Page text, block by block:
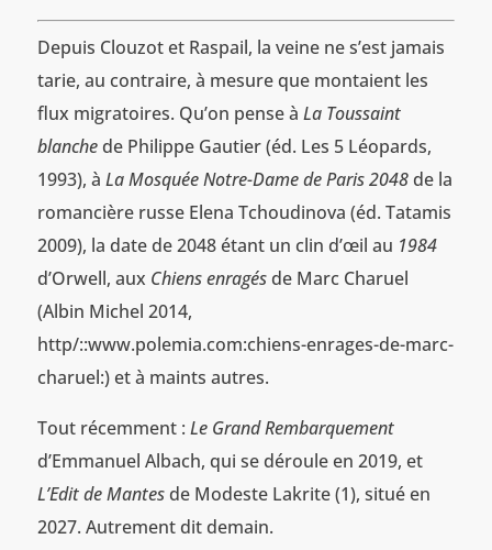
Depuis Clouzot et Raspail, la veine ne s’est jamais
tarie, au contraire, à mesure que montaient les
flux migratoires. Qu’on pense à La Toussaint
blanchede Philippe Gautier (éd. Les 5 Léopards,
1993), à La Mosquée Notre-Dame de Paris 2048de la
romancière russe Elena Tchoudinova (éd. Tatamis
2009), la date de 2048 étant un clin d’œil au 1984
d’Orwell, aux Chiens enragésde Marc Charuel
(Albin Michel 2014,
http/::www.polemia.com:chiens-enrages-de-marc-
charuel:) et à maints autres.
Tout récemment : Le Grand Rembarquement
d’Emmanuel Albach, qui se déroule en 2019, et
L’Edit de Mantesde Modeste Lakrite (1), situé en
2027. Autrement dit demain.